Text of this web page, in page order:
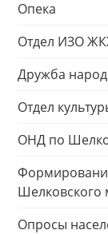
Опека
Отдел ИЗО
Дружба
Отдел
ОНД по
Шелковского
Опросы